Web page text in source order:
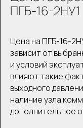
ПГБ-16-2НУ1
Цена на ПГБ-16-
зависит от
и условий
влияют такие
выходного
наличие узла
дополнительное